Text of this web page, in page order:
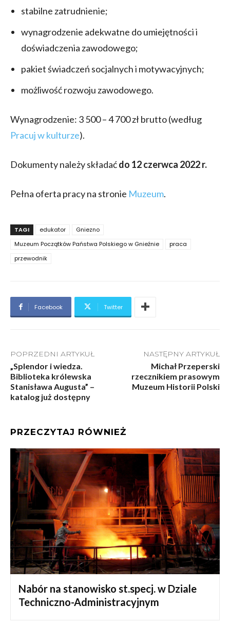
stabilne zatrudnienie;
wynagrodzenie adekwatne do umiejętności i
doświadczenia zawodowego;
pakiet świadczeń socjalnych i motywacyjnych;
możliwość rozwoju zawodowego.
Wynagrodzenie: 3 500 – 4 700 zł brutto (według
Pracuj w kulturze).
Dokumenty należy składaćdo 12 czerwca 2022 r.
Pełna oferta pracy na stronie Muzeum.
TAGI edukator
Gniezno
Muzeum Początków Państwa Polskiego w Gnieźnie
praca
przewodnik
Facebook Twitter
POPRZEDNI ARTYKUŁ
„Splendor i wiedza.
Biblioteka królewska
Stanisława Augusta” –
katalog już dostępny
NASTĘPNY ARTYKUŁ
Michał Przeperski
rzecznikiem prasowym
Muzeum Historii Polski
PRZECZYTAJ RÓWNIEŻ
Nabór na stanowisko st.specj. w Dziale
Techniczno-Administracyjnym